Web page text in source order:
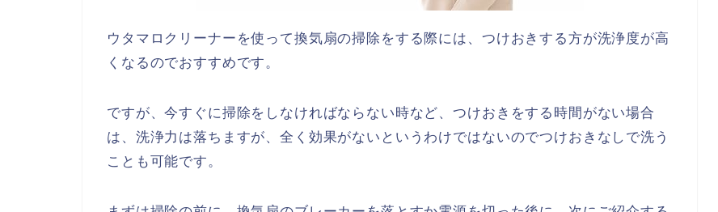
ウタマロクリーナーを使って換気扇の掃除をする際には、つけおきする方が洗浄度が高
くなるのでおすすめです。
ですが、今すぐに掃除をしなければならない時など、つけおきをする時間がない場合
は、洗浄力は落ちますが、全く効果がないというわけではないのでつけおきなしで洗う
ことも可能です。